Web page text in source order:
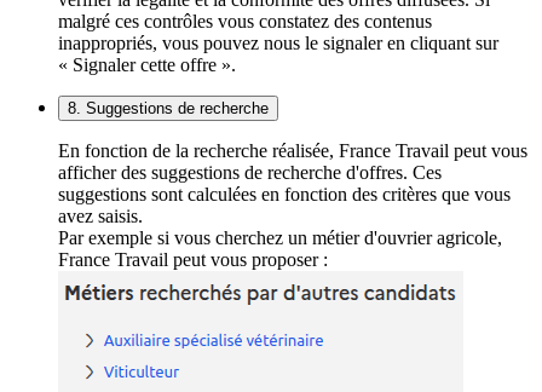
malgré ces contrôles vous constatez des contenus
inappropriés, vous pouvez nous le signaler en cliquant sur
« Signaler cette offre ».
8. Suggestions de recherche
En fonction de la recherche réalisée, France Travail peut vous
afficher des suggestions de recherche d'offres. Ces
suggestions sont calculées en fonction des critères que vous
avez saisis.
Par exemple si vous cherchez un métier d'ouvrier agricole,
France Travail peut vous proposer :